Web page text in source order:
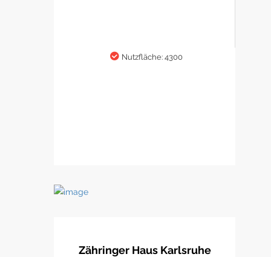
Nutzfläche: 4300
Zähringer Haus Karlsruhe